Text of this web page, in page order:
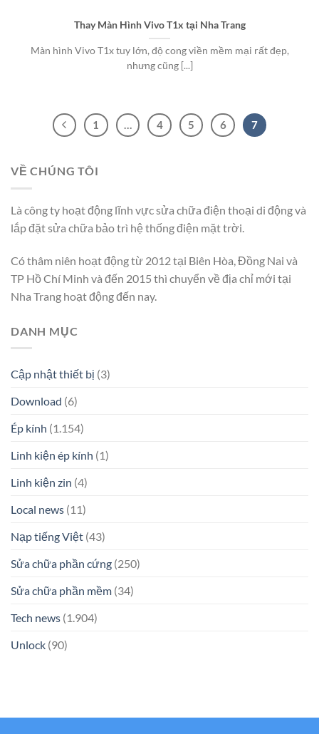
Thay Màn Hình Vivo T1x tại Nha Trang
Màn hình Vivo T1x tuy lớn, độ cong viền mềm mại rất đẹp,
nhưng cũng [...]
1 … 4 5 6 7
VỀ CHÚNG TÔI
Là công ty hoạt động lĩnh vực sửa chữa điện thoại di động và
lắp đặt sửa chữa bảo trì hệ thống điện mặt trời.
Có thâm niên hoạt động từ 2012 tại Biên Hòa, Đồng Nai và
TP Hồ Chí Minh và đến 2015 thì chuyển về địa chỉ mới tại
Nha Trang hoạt động đến nay.
DANH MỤC
Cập nhật thiết bị (3)
Download (6)
Ép kính (1.154)
Linh kiện ép kính (1)
Linh kiện zin (4)
Local news (11)
Nạp tiếng Việt (43)
Sửa chữa phần cứng (250)
Sửa chữa phần mềm (34)
Tech news (1.904)
Unlock (90)